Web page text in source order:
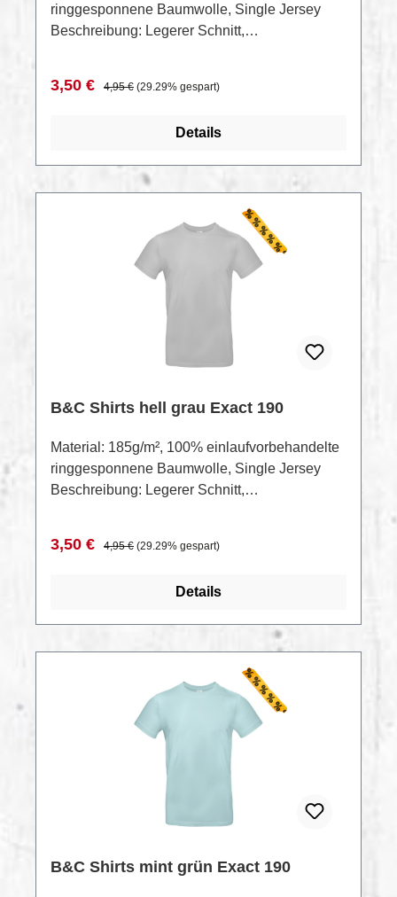
ringgesponnene Baumwolle, Single Jersey
Beschreibung: Legerer Schnitt,
Nackenband, schmale Ärmel, 40° waschbar,
Sonderpreis bei Gesamtabnahme auf Anfrage
Verkaufspreis:
3,50 € Regulärer Preis:
4,95 € (29.29% gespart)
Details
B&C Shirts hell grau Exact 190
Material: 185g/m², 100% einlaufvorbehandelte
ringgesponnene Baumwolle, Single Jersey
Beschreibung: Legerer Schnitt,
Nackenband, schmale Ärmel, 40° waschbar,
Sonderpreis bei Gesamtabnahme auf Anfrage
Verkaufspreis:
3,50 € Regulärer Preis:
4,95 € (29.29% gespart)
Details
B&C Shirts mint grün Exact 190